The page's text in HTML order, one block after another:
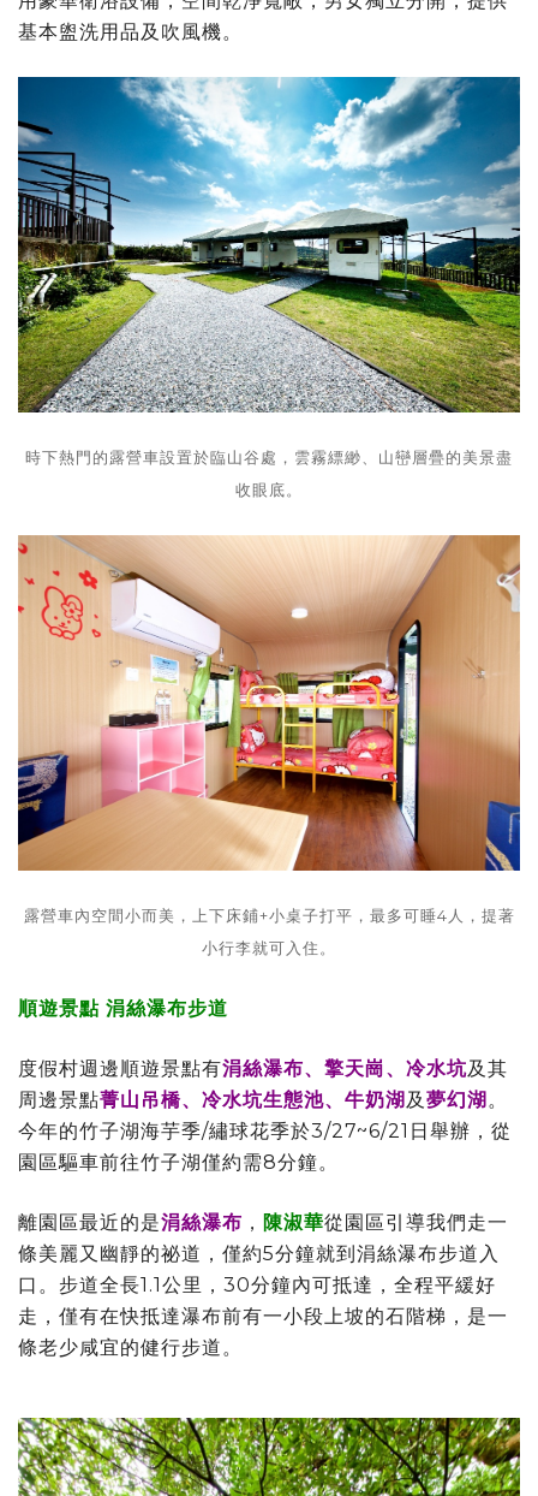
基本盥洗用品及吹風機。
時下熱門的露營車設置於臨山谷處，雲霧縹緲、山巒層疊的美景盡
收眼底。
露營車內空間小而美，上下床鋪+小桌子打平，最多可睡4人，提著
小行李就可入住。
順遊景點 涓絲瀑布步道
度假村週邊順遊景點有涓絲瀑布、擎天崗、冷水坑及其
周邊景點菁山吊橋、冷水坑生態池、牛奶湖及 夢幻湖。
今年的竹子湖海芋季/繡球花季於3/27~6/21日舉辦，從
園區驅車前往竹子湖僅約需8分鐘。
離園區最近的是涓絲瀑布 ， 陳淑華從園區引導我們走一
條美麗又幽靜的祕道，僅約5分鐘就到涓絲瀑布步道入
口。步道全長1.1公里，30分鐘內可抵達，全程平緩好
走，僅有在快抵達瀑布前有一小段上坡的石階梯，是一
條老少咸宜的健行步道。